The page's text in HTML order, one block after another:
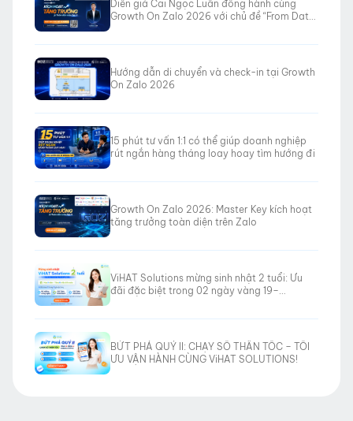
Diễn giả Cai Ngọc Luân đồng hành cùng
Growth On Zalo 2026 với chủ đề “From Data
Hướng dẫn di chuyển và check-in tại Growth
On Zalo 2026
15 phút tư vấn 1:1 có thể giúp doanh nghiệp
rút ngắn hàng tháng loay hoay tìm hướng đi
Growth On Zalo 2026: Master Key kích hoạt
tăng trưởng toàn diện trên Zalo
ViHAT Solutions mừng sinh nhật 2 tuổi: Ưu
đãi đặc biệt trong 02 ngày vàng 19–
BỨT PHÁ QUÝ II: CHẠY SỐ THẦN TỐC – TỐI
ƯU VẬN HÀNH CÙNG ViHAT SOLUTIONS!